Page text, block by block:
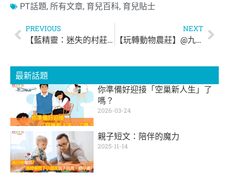
PT話題, 所有文章, 育兒百科, 育兒貼士
PREVIOUS
【藍精靈：迷失的村莊 Let's Have Fun! 開心大發現 】
NEXT
【玩轉動物農莊】@九龍灣國際展貿中心E-Max
最新話題
你準備好迎接「空巢新人生」了
嗎？
2026-03-24
親子短文：陪伴的魔力
2025-11-14